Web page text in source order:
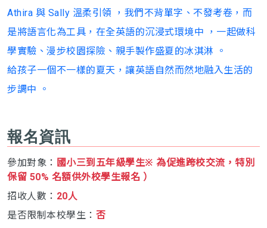
Athira 與 Sally 溫柔引領 ，我們不背單字、不發考卷，而
是將語言化為工具，在全英語的沉浸式環境中 ，一起做科
學實驗、漫步校園探險、親手製作盛夏的冰淇淋 。
給孩子一個不一樣的夏天，讓英語自然而然地融入生活的
步調中 。
報名資訊
參加對象： 國小三到五年級學生※ 為促進跨校交流，特別
保留 50% 名額供外校學生報名 ）
招收人數： 20人
是否限制本校學生： 否